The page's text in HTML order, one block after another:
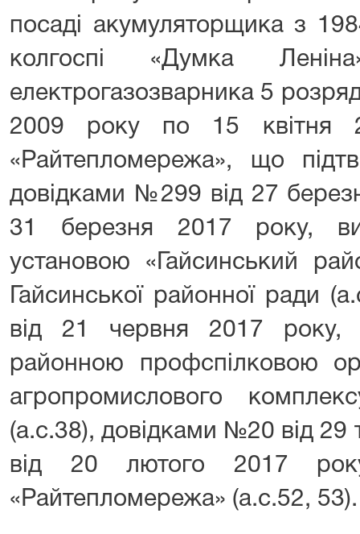
посаді акумуляторщика з
колгоспі «Думка
електрогазозварника 5
2009 року по 15
«Райтепломережа», що
довідками №299 від 27
31 березня 2017 року,
установою «Гайсинський
Гайсинської районної ради
від 21 червня 2017 року,
районною профспілковою
агропромислового
(а.с.38), довідками №20 від
від 20 лютого 2017
«Райтепломережа» (а.с.52, 53).